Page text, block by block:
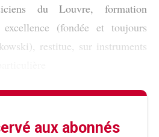
du Louvre, formation
(fondée et toujours
restitue, sur instruments
aux abonnés